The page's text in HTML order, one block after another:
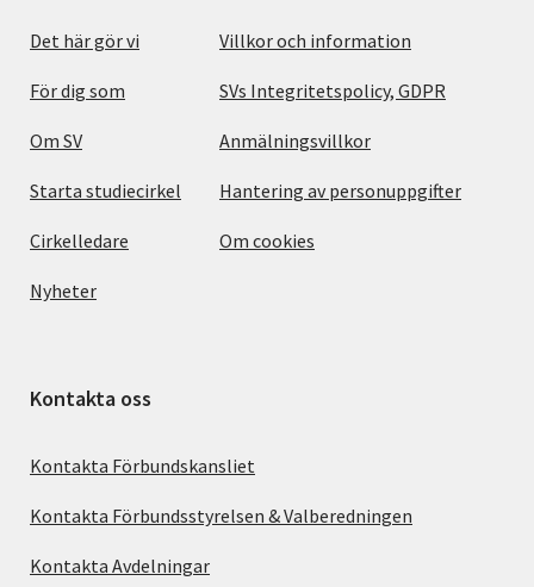
Det här gör vi
För dig som
Om SV
Starta studiecirkel
Cirkelledare
Nyheter
Villkor och information
SVs Integritetspolicy, GDPR
Anmälningsvillkor
Hantering av personuppgifter
Om cookies
Kontakta oss
Kontakta Förbundskansliet
Kontakta Förbundsstyrelsen & Valberedningen
Kontakta Avdelningar